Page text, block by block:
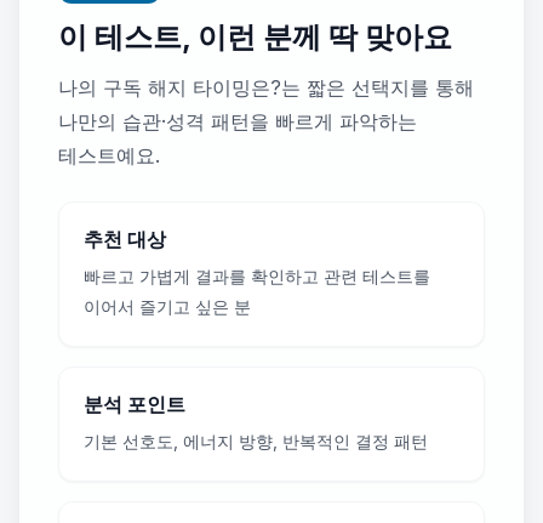
이 테스트, 이런 분께 딱 맞아요
나의 구독 해지 타이밍은?는 짧은 선택지를 통해
나만의 습관·성격 패턴을 빠르게 파악하는
테스트예요.
추천 대상
빠르고 가볍게 결과를 확인하고 관련 테스트를
이어서 즐기고 싶은 분
분석 포인트
기본 선호도, 에너지 방향, 반복적인 결정 패턴